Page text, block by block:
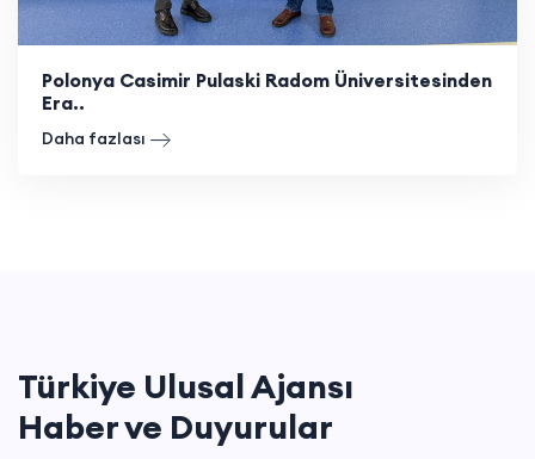
Polonya Casimir Pulaski Radom Üniversitesinden
Era..
Daha fazlası
Türkiye Ulusal Ajansı
Haber ve Duyurular